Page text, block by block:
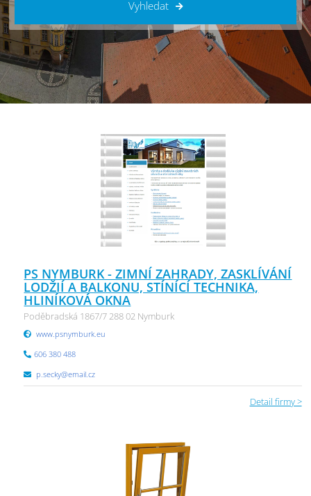
Vyhledat
PS NYMBURK - ZIMNÍ ZAHRADY, ZASKLÍVÁNÍ
LODŽIÍ A BALKONU, STÍNÍCÍ TECHNIKA,
HLINÍKOVÁ OKNA
Poděbradská 1867/7 288 02 Nymburk
www.psnymburk.eu
606 380 488
p.secky@email.cz
Detail firmy >